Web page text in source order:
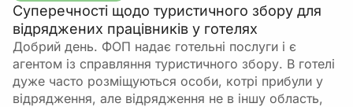
Суперечності щодо туристичного збору для
відряджених працівників у готелях
Добрий день. ФОП надає готельні послуги і є
агентом із справляння туристичного збору. В готелі
дуже часто розміщуються особи, котрі прибули у
відрядження, але відрядження не в іншу область,